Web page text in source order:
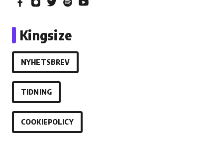
Kingsize
NYHETSBREV
TIDNING
COOKIEPOLICY